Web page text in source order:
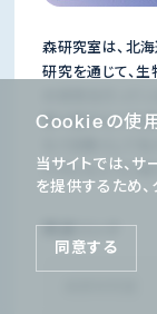
Cookieの使
当サイトでは、
を提供するため、
同意する
森研究室は、北
研究を通じて、
像や展示などを通
パネルなどでご紹
関連リンク